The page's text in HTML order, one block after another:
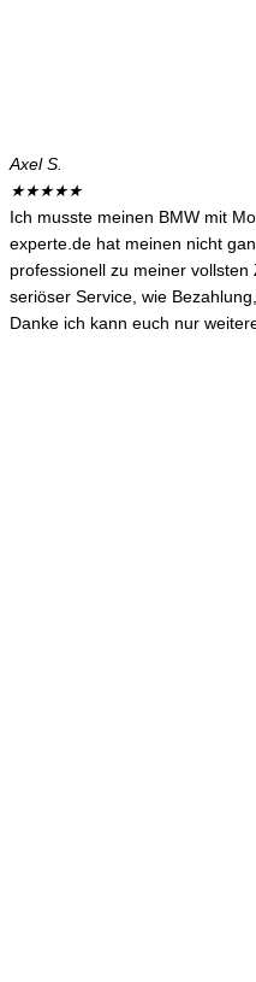
Axel S.
★★★★★
Ich musste meinen BMW mit
experte.de hat meinen nicht
professionell zu meiner
seriöser Service, wie
Danke ich kann euch nur